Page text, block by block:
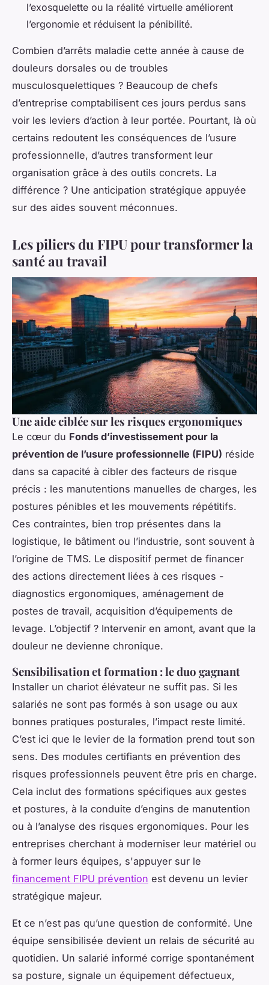
l’exosquelette ou la réalité virtuelle améliorent
l’ergonomie et réduisent la pénibilité.
Combien d’arrêts maladie cette année à cause de
douleurs dorsales ou de troubles
musculosquelettiques ? Beaucoup de chefs
d’entreprise comptabilisent ces jours perdus sans
voir les leviers d’action à leur portée. Pourtant, là où
certains redoutent les conséquences de l’usure
professionnelle, d’autres transforment leur
organisation grâce à des outils concrets. La
différence ? Une anticipation stratégique appuyée
sur des aides souvent méconnues.
Les piliers du FIPU pour transformer la
santé au travail
Une aide ciblée sur les risques ergonomiques
Le cœur du Fonds d’investissement pour la
prévention de l’usure professionnelle (FIPU) réside
dans sa capacité à cibler des facteurs de risque
précis : les manutentions manuelles de charges, les
postures pénibles et les mouvements répétitifs.
Ces contraintes, bien trop présentes dans la
logistique, le bâtiment ou l’industrie, sont souvent à
l’origine de TMS. Le dispositif permet de financer
des actions directement liées à ces risques -
diagnostics ergonomiques, aménagement de
postes de travail, acquisition d’équipements de
levage. L’objectif ? Intervenir en amont, avant que la
douleur ne devienne chronique.
Sensibilisation et formation : le duo gagnant
Installer un chariot élévateur ne suffit pas. Si les
salariés ne sont pas formés à son usage ou aux
bonnes pratiques posturales, l’impact reste limité.
C’est ici que le levier de la formation prend tout son
sens. Des modules certifiants en prévention des
risques professionnels peuvent être pris en charge.
Cela inclut des formations spécifiques aux gestes
et postures, à la conduite d’engins de manutention
ou à l’analyse des risques ergonomiques. Pour les
entreprises cherchant à moderniser leur matériel ou
à former leurs équipes, s'appuyer sur le
financement FIPU prévention est devenu un levier
stratégique majeur.
Et ce n’est pas qu’une question de conformité. Une
équipe sensibilisée devient un relais de sécurité au
quotidien. Un salarié informé corrige spontanément
sa posture, signale un équipement défectueux,